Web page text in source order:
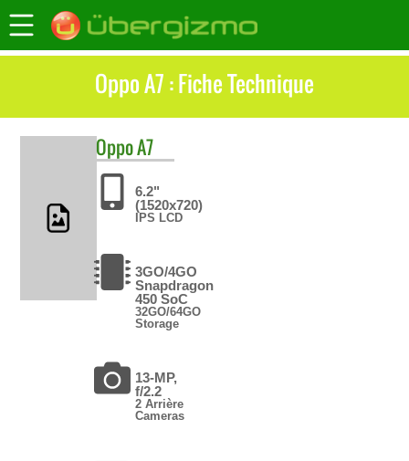
Oppo A7 : Fiche Technique
OppoA7
6.2"
(1520x720)
IPS LCD
3GO/4GO
Snapdragon
450 SoC
32GO/64GO
Storage
13-MP,
f/2.2
2 Arrière
Cameras